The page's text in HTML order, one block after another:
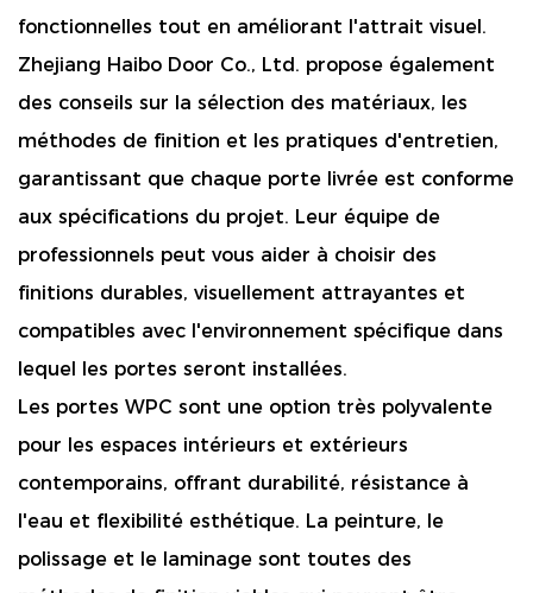
fonctionnelles tout en améliorant l'attrait visuel.
Zhejiang Haibo Door Co., Ltd. propose également
des conseils sur la sélection des matériaux, les
méthodes de finition et les pratiques d'entretien,
garantissant que chaque porte livrée est conforme
aux spécifications du projet. Leur équipe de
professionnels peut vous aider à choisir des
finitions durables, visuellement attrayantes et
compatibles avec l'environnement spécifique dans
lequel les portes seront installées.
Les portes WPC sont une option très polyvalente
pour les espaces intérieurs et extérieurs
contemporains, offrant durabilité, résistance à
l'eau et flexibilité esthétique. La peinture, le
polissage et le laminage sont toutes des